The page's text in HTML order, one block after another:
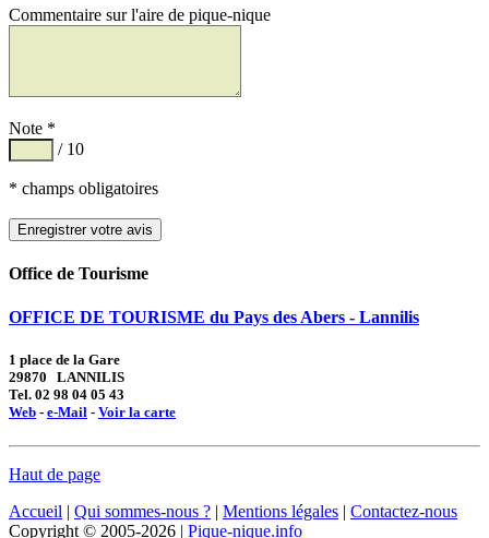
Commentaire sur l'aire de pique-nique
Note *
/ 10
* champs obligatoires
Office de Tourisme
OFFICE DE TOURISME du Pays des Abers - Lannilis
1 place de la Gare
29870 LANNILIS
Tel. 02 98 04 05 43
Web - e-Mail - Voir la carte
Haut de page
Accueil | Qui sommes-nous ? | Mentions légales | Contactez-nous
Copyright © 2005-2026 | Pique-nique.info